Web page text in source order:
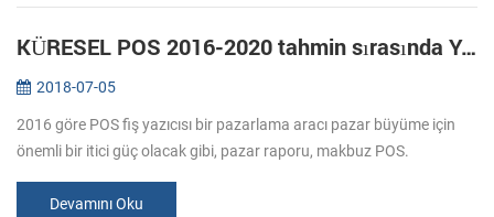
KÜRESEL POS 2016-2020 tahmin sırasında YAZICI PAZARI GİRİŞİ
2018-07-05
2016 göre POS fiş yazıcısı bir pazarlama aracı pazar büyüme için
önemli bir itici güç olacak gibi, pazar raporu, makbuz POS.
Devamını Oku